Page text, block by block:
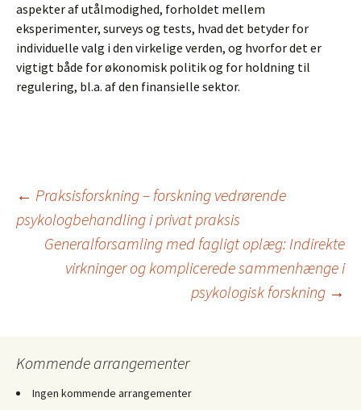
aspekter af utålmodighed, forholdet mellem
eksperimenter, surveys og tests, hvad det betyder for
individuelle valg i den virkelige verden, og hvorfor det er
vigtigt både for økonomisk politik og for holdning til
regulering, bl.a. af den finansielle sektor.
Indlægsnavigation
← Praksisforskning – forskning vedrørende
psykologbehandling i privat praksis
Generalforsamling med fagligt oplæg: Indirekte
virkninger og komplicerede sammenhænge i
psykologisk forskning →
Kommende arrangementer
Ingen kommende arrangementer